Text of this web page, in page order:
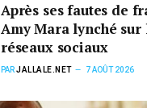
Après ses fautes de
Amy Mara lynché sur
réseaux sociaux
PARJALLALE.NET 7 AOÛT 2026